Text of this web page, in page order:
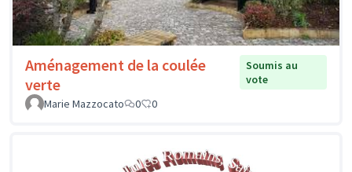
Aménagement de la coulée
verte
Soumis au
vote
Marie Mazzocato
0 0